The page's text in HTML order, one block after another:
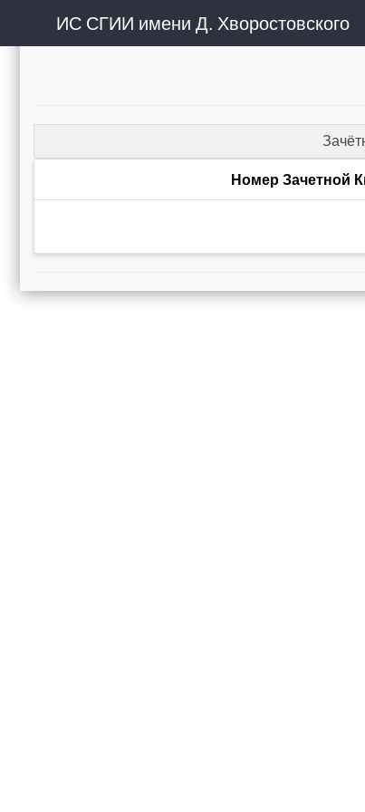
ИС СГИИ имени Д. Хворостовского
Номер Зачетной